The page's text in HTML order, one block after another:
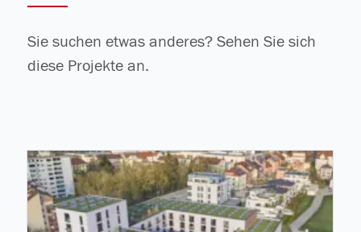
Sie suchen etwas anderes? Sehen Sie sich
diese Projekte an.